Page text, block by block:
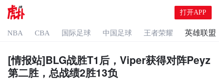
打开APP
NBA CBA 国际足球 中国足球 王者荣耀 英雄联盟
[情报站]BLG战胜T1后，Viper获得对阵Peyz
第二胜，总战绩2胜13负